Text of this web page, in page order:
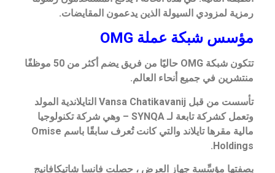
رمزية لمزودي السيولة الذين يدعمون المقايضات.
مؤسس شبكة عملة OMG
تتكون شبكة OMG حاليًا من فريق يضم أكثر من 50 موظفًا
منتشرين في جميع أنحاء العالم.
تأسست من قبل Vansa Chatikavanij التايلاندية المولد
وتعمل كشركة تابعة لـ SYNQA – وهي شركة تكنولوجيا
مالية مقرها تايلاند والتي كانت تُعرف سابقًا باسم Omise
Holdings.
بصفتها مؤسِّسة جهاز العرض ، حصلت فانسا شاتيكافانيج